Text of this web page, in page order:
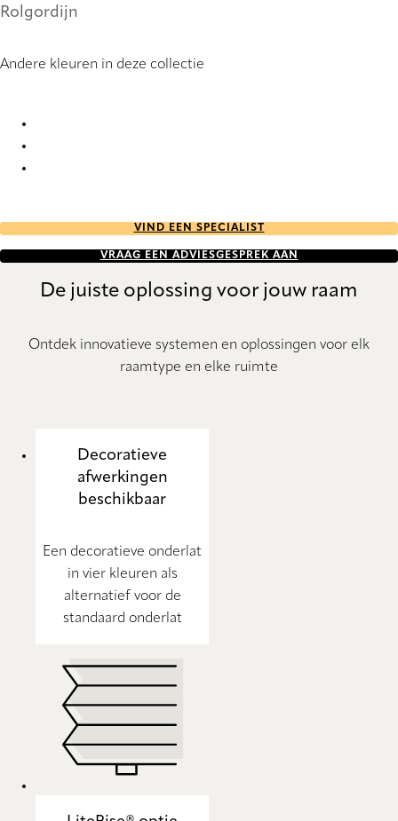
Rolgordijn
Andere kleuren in deze collectie
VIND EEN SPECIALIST
VRAAG EEN ADVIESGESPREK AAN
De juiste oplossing voor jouw raam
Ontdek innovatieve systemen en oplossingen voor elk
raamtype en elke ruimte
Decoratieve
afwerkingen
beschikbaar
Een decoratieve onderlat
in vier kleuren als
alternatief voor de
standaard onderlat